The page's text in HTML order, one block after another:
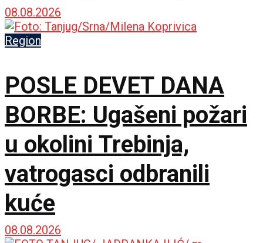
vode
08.08.2026
Region
POSLE DEVET DANA
BORBE: Ugašeni požari
u okolini Trebinja,
vatrogasci odbranili
kuće
08.08.2026